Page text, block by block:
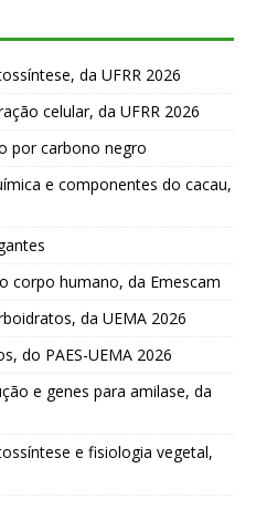
da UFRR 2026
celular, da UFRR 2026
por carbono negro
e componentes do cacau,
corpo humano, da Emescam
da UEMA 2026
do PAES-UEMA 2026
e genes para amilase, da
e fisiologia vegetal,